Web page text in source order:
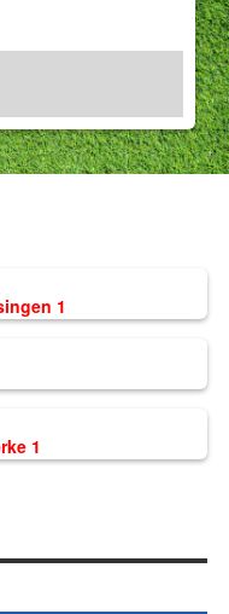
1
1